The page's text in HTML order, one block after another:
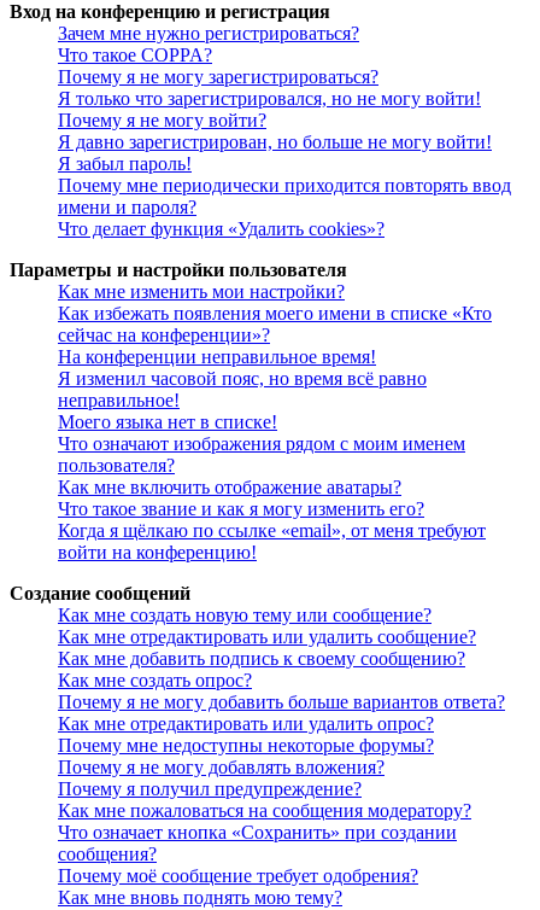
Вход на конференцию и регистрация
Зачем мне нужно регистрироваться?
Что такое COPPA?
Почему я не могу зарегистрироваться?
Я только что зарегистрировался, но не могу войти!
Почему я не могу войти?
Я давно зарегистрирован, но больше не могу войти!
Я забыл пароль!
Почему мне периодически приходится повторять ввод
имени и пароля?
Что делает функция «Удалить cookies»?
Параметры и настройки пользователя
Как мне изменить мои настройки?
Как избежать появления моего имени в списке «Кто
сейчас на конференции»?
На конференции неправильное время!
Я изменил часовой пояс, но время всё равно
неправильное!
Моего языка нет в списке!
Что означают изображения рядом с моим именем
пользователя?
Как мне включить отображение аватары?
Что такое звание и как я могу изменить его?
Когда я щёлкаю по ссылке «email», от меня требуют
войти на конференцию!
Создание сообщений
Как мне создать новую тему или сообщение?
Как мне отредактировать или удалить сообщение?
Как мне добавить подпись к своему сообщению?
Как мне создать опрос?
Почему я не могу добавить больше вариантов ответа?
Как мне отредактировать или удалить опрос?
Почему мне недоступны некоторые форумы?
Почему я не могу добавлять вложения?
Почему я получил предупреждение?
Как мне пожаловаться на сообщения модератору?
Что означает кнопка «Сохранить» при создании
сообщения?
Почему моё сообщение требует одобрения?
Как мне вновь поднять мою тему?